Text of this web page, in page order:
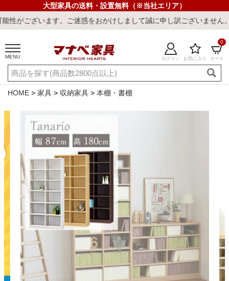
大型家具の送料・設置無料（※当社エリア）
。ご迷惑をおかけしまして誠に申し訳ございません。
MENU ログイン お気に入り カート
0
ご利用ガイド 新規会員登録
店舗一覧 閲覧履歴
キーワード・商品番号で探す
最短発送 冷感ラグ ワークデスク
カテゴリから探す
HOME 家具 収納家具 本棚・書棚